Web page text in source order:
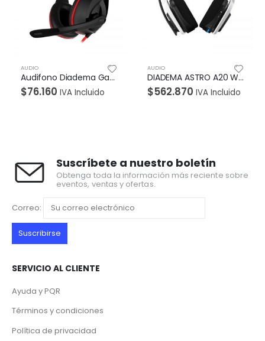
$562.870 IVA Incluido $1.856.400 IVA
Suscríbete a nuestro boletín
Obtenga toda la información más reciente sobre
eventos, ventas y ofertas.
Correo:
SERVICIO AL CLIENTE
Ayuda y PQR
Términos y condiciones
Política de privacidad